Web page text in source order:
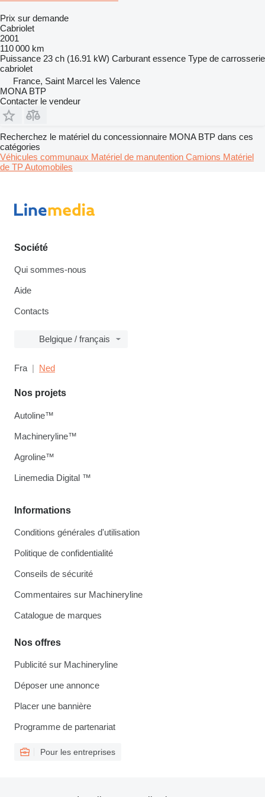
Prix sur demande
Cabriolet
2001
110 000 km
Puissance 23 ch (16.91 kW) Carburant essence Type de carrosserie
cabriolet
France, Saint Marcel les Valence
MONA BTP
Contacter le vendeur
Recherchez le matériel du concessionnaire MONA BTP dans ces
catégories
Véhicules communaux Matériel de manutention Camions Matériel
de TPAutomobiles
Société
Qui sommes-nous
Aide
Contacts
Belgique / français
Fra Ned
Informations
Conditions générales d'utilisation
Politique de confidentialité
Conseils de sécurité
Commentaires sur Machineryline
Catalogue de marques
Nos offres
Publicité sur Machineryline
Déposer une annonce
Placer une bannière
Programme de partenariat
Pour les entreprises
Nos projets
Autoline™
Machineryline™
Agroline™
Linemedia Digital ™